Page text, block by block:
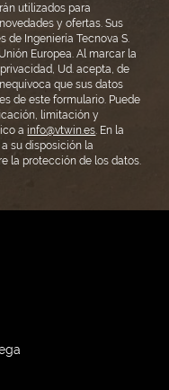
utilizados para
y ofertas. Sus
de Ingeniería Tecnova S.
Europea. Al marcar la
Ud. acepta, de
que sus datos
de este formulario. Puede
limitación y
a info@vtwin.es . En la
su disposición la
la protección de los datos.